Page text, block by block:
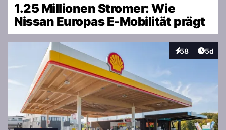
1.25 Millionen Stromer: Wie
Nissan Europas E-Mobilität prägt
58
Interaktionen
5d